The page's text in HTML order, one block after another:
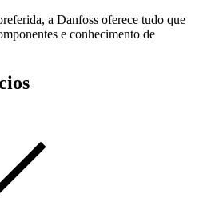
a Danfoss oferece tudo que
e conhecimento de